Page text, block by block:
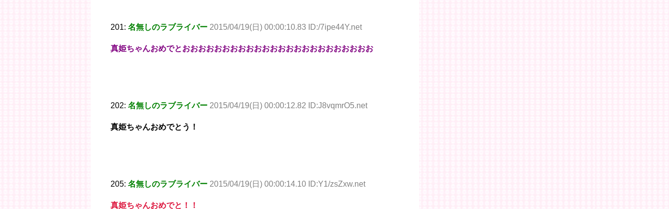
201: 名無しのラブライバー 2015/04/19(日) 00:00:10.83 ID:/7ipe44Y.net
真姫ちゃんおめでとおおおおおおおおおおおおおおおおおおおおおおおお
202: 名無しのラブライバー 2015/04/19(日) 00:00:12.82 ID:J8vqmrO5.net
真姫ちゃんおめでとう！
205: 名無しのラブライバー 2015/04/19(日) 00:00:14.10 ID:Y1/zsZxw.net
真姫ちゃんおめでと！！